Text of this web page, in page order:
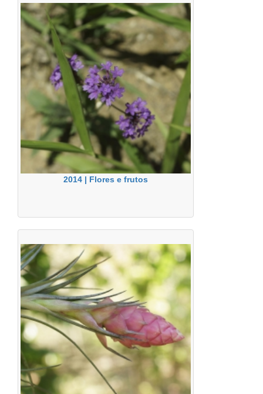
2014 | Flores e frutos